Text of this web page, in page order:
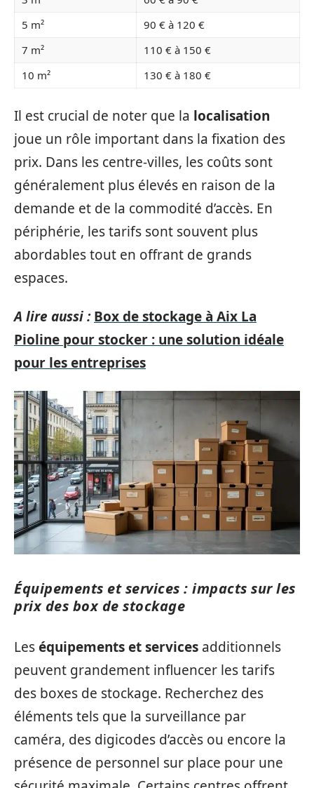
5 m²
90 € à 120 €
7 m²
110 € à 150 €
10 m²
130 € à 180 €
Il est crucial de noter que la localisation
joue un rôle important dans la fixation des
prix. Dans les centre-villes, les coûts sont
généralement plus élevés en raison de la
demande et de la commodité d’accès. En
périphérie, les tarifs sont souvent plus
abordables tout en offrant de grands
espaces.
A lire aussi : Box de stockage à Aix La
Pioline pour stocker : une solution idéale
pour les entreprises
Équipements et services : impacts sur les
prix des box de stockage
Leséquipements et services additionnels
peuvent grandement influencer les tarifs
des boxes de stockage. Recherchez des
éléments tels que la surveillance par
caméra, des digicodes d’accès ou encore la
présence de personnel sur place pour une